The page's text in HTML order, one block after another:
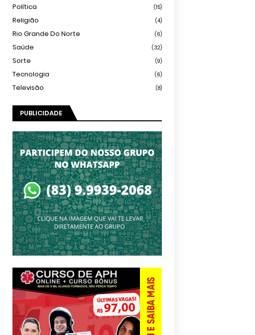
Política (15)
Religião (4)
Rio Grande Do Norte (6)
Saúde (32)
Sorte (9)
Tecnologia (6)
Televisão (8)
PUBLICIDADE